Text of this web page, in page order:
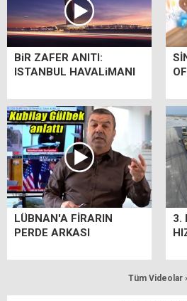
BiR ZAFER ANITI:
ISTANBUL HAVALiMANI
LÜBNAN'A FİRARIN
PERDE ARKASI
3.
Tüm Videolar